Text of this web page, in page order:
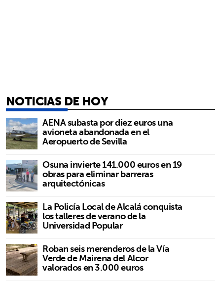
NOTICIAS DE HOY
AENA subasta por diez euros una
avioneta abandonada en el
Aeropuerto de Sevilla
Osuna invierte 141.000 euros en 19
obras para eliminar barreras
arquitectónicas
La Policía Local de Alcalá conquista
los talleres de verano de la
Universidad Popular
Roban seis merenderos de la Vía
Verde de Mairena del Alcor
valorados en 3.000 euros